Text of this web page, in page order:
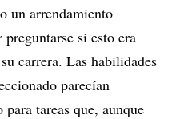
un arrendamiento
si esto era
carrera. Las habilidades
parecían
tareas que, aunque